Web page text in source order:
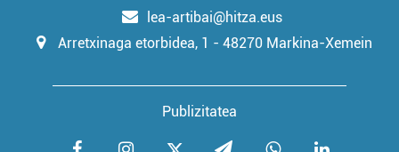
lea-artibai@hitza.eus
Arretxinaga etorbidea, 1 - 48270 Markina-Xemein
Publizitatea